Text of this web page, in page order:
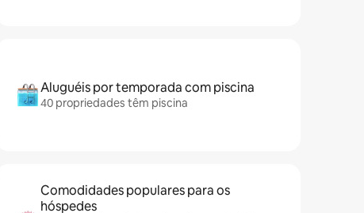
Aluguéis por temporada com piscina
40 propriedades têm piscina
Comodidades populares para os
hóspedes